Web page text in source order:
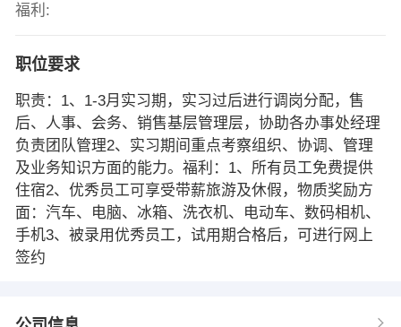
福利:
职位要求
职责：1、1-3月实习期，实习过后进行调岗分配，售
后、人事、会务、销售基层管理层，协助各办事处经理
负责团队管理2、实习期间重点考察组织、协调、管理
及业务知识方面的能力。福利：1、所有员工免费提供
住宿2、优秀员工可享受带薪旅游及休假，物质奖励方
面：汽车、电脑、冰箱、洗衣机、电动车、数码相机、
手机3、被录用优秀员工，试用期合格后，可进行网上
签约